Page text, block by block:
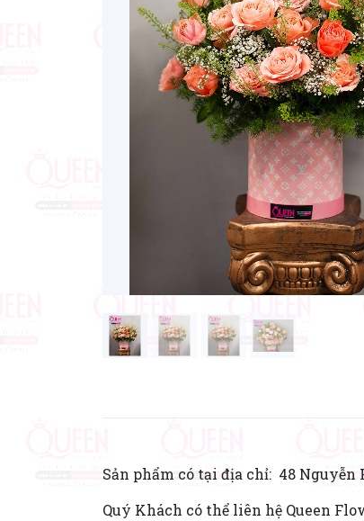
Sản phẩm có tại địa chỉ: 48 Nguyễn
Quý Khách có thể liên hệ Queen